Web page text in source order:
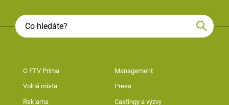
O FTV Prima Management
Volná místa Press
Reklama Castingy a výzvy